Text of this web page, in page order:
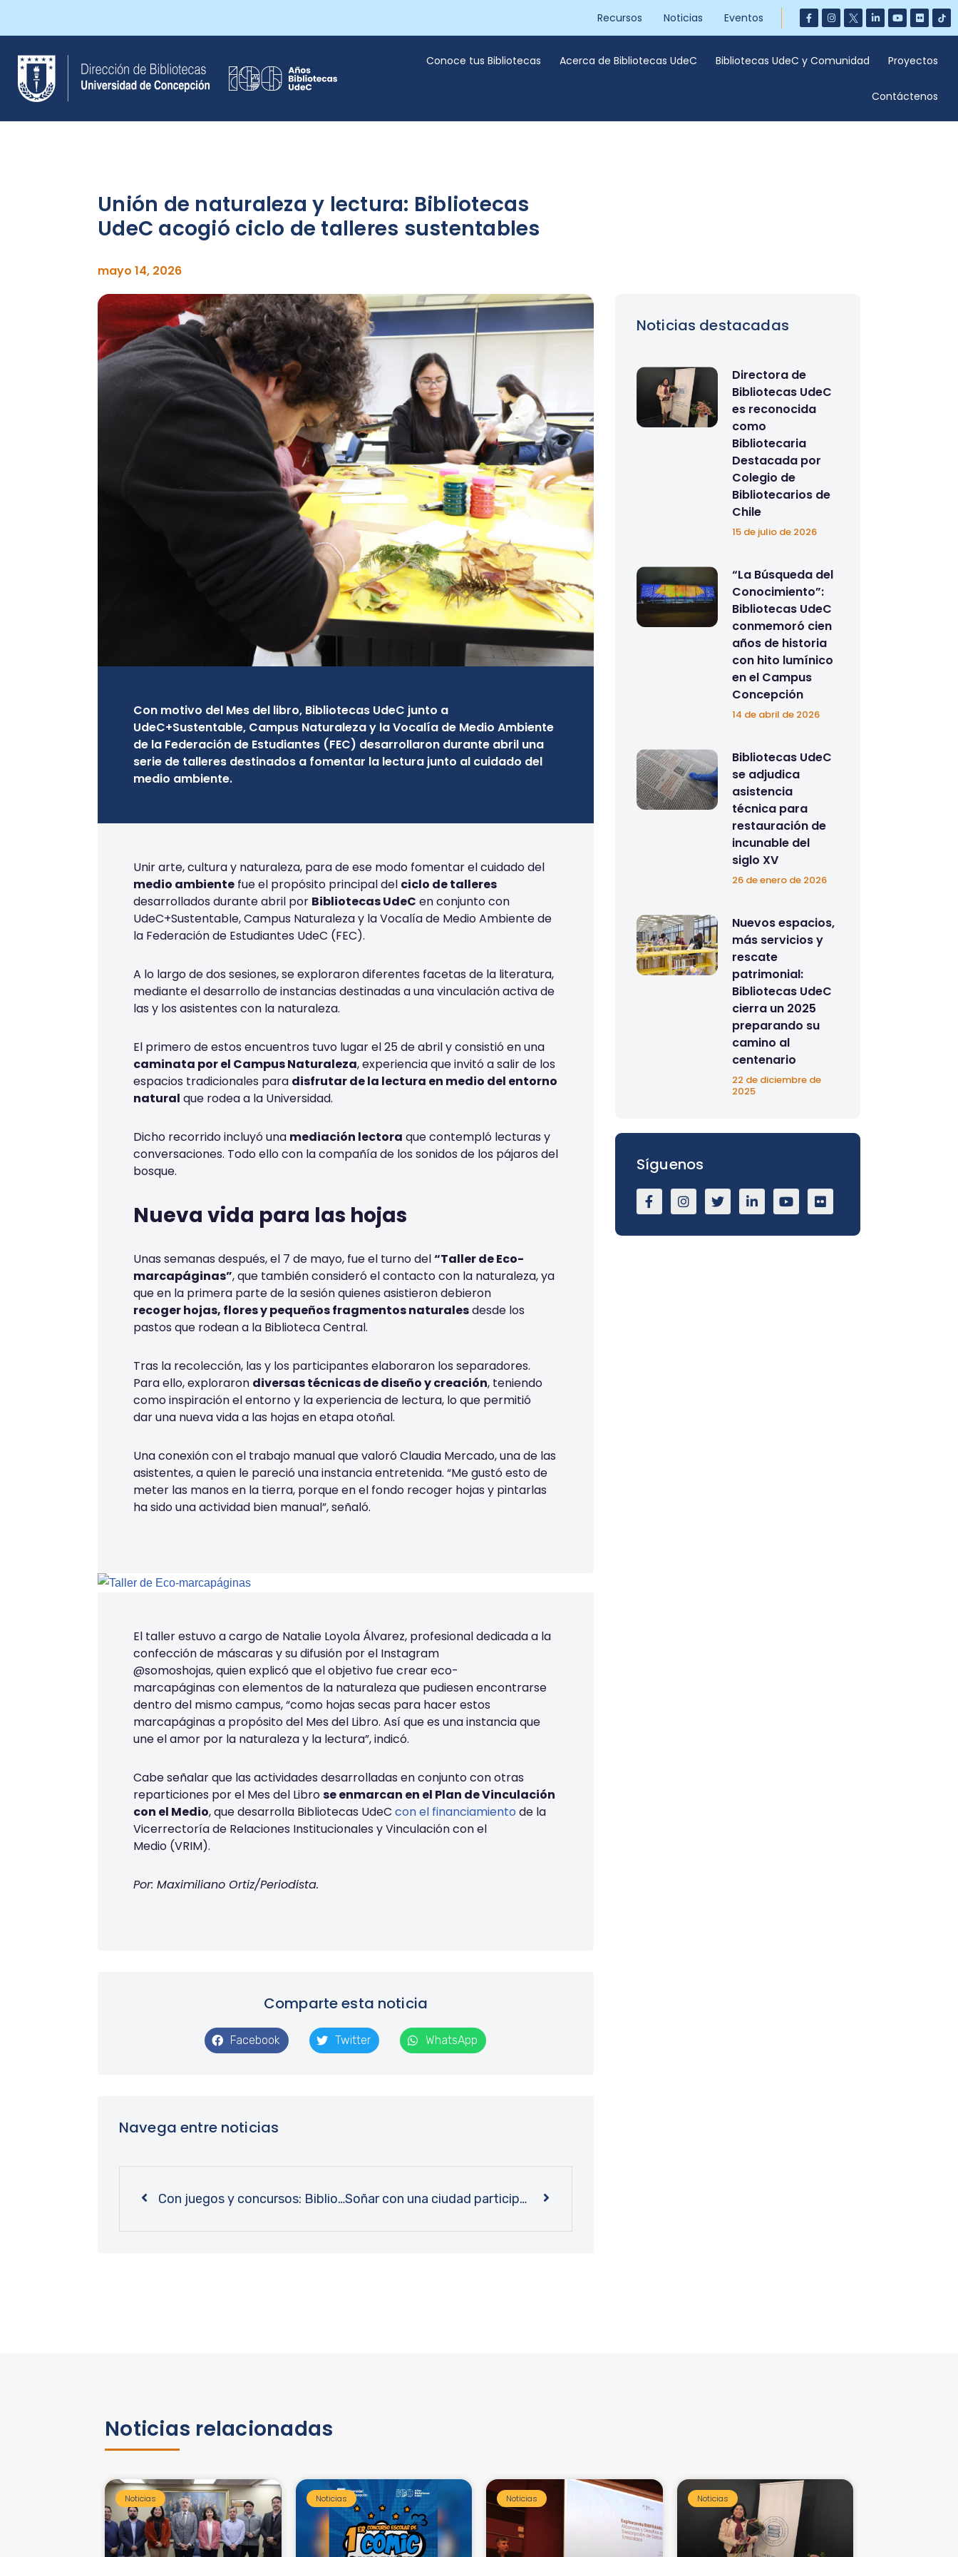
Saltar
al
contenido
Recursos Noticias Eventos
Conoce tus Bibliotecas Acerca de Bibliotecas UdeC Bibliotecas UdeC y Comunidad Proyectos
Contáctenos
Unión de naturaleza y lectura: Bibliotecas
UdeC acogió ciclo de talleres sustentables
mayo 14, 2026
Con motivo del Mes del libro, Bibliotecas UdeC junto a
UdeC+Sustentable, Campus Naturaleza y la Vocalía de Medio Ambiente
de la Federación de Estudiantes (FEC) desarrollaron durante abril una
serie de talleres destinados a fomentar la lectura junto al cuidado del
medio ambiente.
Unir arte, cultura y naturaleza, para de ese modo fomentar el cuidado del
medio ambiente fue el propósito principal del ciclo de talleres
desarrollados durante abril por Bibliotecas UdeC en conjunto con
UdeC+Sustentable, Campus Naturaleza y la Vocalía de Medio Ambiente de
la Federación de Estudiantes UdeC (FEC).
A lo largo de dos sesiones, se exploraron diferentes facetas de la literatura,
mediante el desarrollo de instancias destinadas a una vinculación activa de
las y los asistentes con la naturaleza.
El primero de estos encuentros tuvo lugar el 25 de abril y consistió en una
caminata por el Campus Naturaleza, experiencia que invitó a salir de los
espacios tradicionales para disfrutar de la lectura en medio del entorno
natural que rodea a la Universidad.
Dicho recorrido incluyó una mediación lectora que contempló lecturas y
conversaciones. Todo ello con la compañía de los sonidos de los pájaros del
bosque.
Nueva vida para las hojas
Unas semanas después, el 7 de mayo, fue el turno del“Taller de Eco-
marcapáginas”, que también consideró el contacto con la naturaleza, ya
que en la primera parte de la sesión quienes asistieron debieron
recoger hojas, flores y pequeños fragmentos naturalesdesde los
pastos que rodean a la Biblioteca Central.
Tras la recolección, las y los participantes elaboraron los separadores.
Para ello, exploraron diversas técnicas de diseño y creación, teniendo
como inspiración el entorno y la experiencia de lectura, lo que permitió
dar una nueva vida a las hojas en etapa otoñal.
Una conexión con el trabajo manual que valoró Claudia Mercado, una de las
asistentes, a quien le pareció una instancia entretenida. “Me gustó esto de
meter las manos en la tierra, porque en el fondo recoger hojas y pintarlas
ha sido una actividad bien manual”, señaló.
El taller estuvo a cargo de Natalie Loyola Álvarez, profesional dedicada a la
confección de máscaras y su difusión por el Instagram
@somoshojas, quien explicó que el objetivo fue crear eco-
marcapáginas con elementos de la naturaleza que pudiesen encontrarse
dentro del mismo campus, “como hojas secas para hacer estos
marcapáginas a propósito del Mes del Libro. Así que es una instancia que
une el amor por la naturaleza y la lectura”, indicó.
Cabe señalar que las actividades desarrolladas en conjunto con otras
reparticiones por el Mes del Librose enmarcan en el Plan de Vinculación
con el Medio, que desarrolla Bibliotecas UdeC con el financiamiento de la
Vicerrectoría de Relaciones Institucionales y Vinculación con el
Medio (VRIM).
Por: Maximiliano Ortiz/Periodista.
Comparte esta noticia
Facebook Twitter WhatsApp
Navega entre noticias
Con juegos y concursos: Bibliotecas UdeC participó de la bienvenida institucional a Generación 2026 Soñar con una ciudad participativa: académicos y académicas presentaron libro sobre Plan Regulador de Concepción 1960-1980
Noticias destacadas
Directora de
Bibliotecas UdeC
es reconocida
como
Bibliotecaria
Destacada por
Colegio de
Bibliotecarios de
Chile
15 de julio de 2026
“La Búsqueda del
Conocimiento”:
Bibliotecas UdeC
conmemoró cien
años de historia
con hito lumínico
en el Campus
Concepción
14 de abril de 2026
Bibliotecas UdeC
se adjudica
asistencia
técnica para
restauración de
incunable del
siglo XV
26 de enero de 2026
Nuevos espacios,
más servicios y
rescate
patrimonial:
Bibliotecas UdeC
cierra un 2025
preparando su
camino al
centenario
22 de diciembre de
2025
Síguenos
Noticias relacionadas
Noticias Noticias Noticias Noticias